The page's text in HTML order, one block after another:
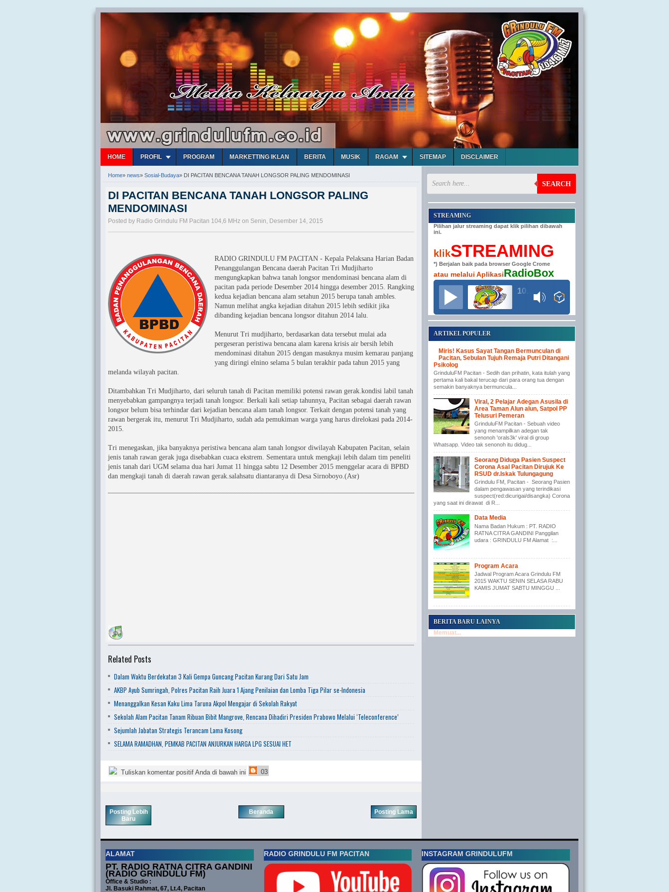
HOME PROFIL PROGRAM MARKETTING IKLAN BERITA MUSIK RAGAM SITEMAP DISCLAIMER
Home» news» Sosial-Budaya» DI PACITAN BENCANA TANAH LONGSOR PALING MENDOMINASI
DI PACITAN BENCANA TANAH LONGSOR PALING
MENDOMINASI
Posted by Radio Grindulu FM Pacitan 104,6 MHz on Senin, Desember 14, 2015
RADIO GRINDULU FM PACITAN - Kepala Pelaksana Harian Badan
Penanggulangan Bencana daerah Pacitan Tri Mudjiharto
mengungkapkan bahwa tanah longsor mendominasi bencana alam di
pacitan pada periode Desember 2014 hingga desember 2015. Rangking
kedua kejadian bencana alam setahun 2015 berupa tanah ambles.
Namun melihat angka kejadian ditahun 2015 lebih sedikit jika
dibanding kejadian bencana longsor ditahun 2014 lalu.
Menurut Tri mudjiharto, berdasarkan data tersebut mulai ada
pergeseran peristiwa bencana alam karena krisis air bersih lebih
mendominasi ditahun 2015 dengan masuknya musim kemarau panjang
yang diringi elnino selama 5 bulan terakhir pada tahun 2015 yang
melanda wilayah pacitan.
Ditambahkan Tri Mudjiharto, dari seluruh tanah di Pacitan memiliki potensi rawan gerak.kondisi labil tanah
menyebabkan gampangnya terjadi tanah longsor. Berkali kali setiap tahunnya, Pacitan sebagai daerah rawan
longsor belum bisa terhindar dari kejadian bencana alam tanah longsor. Terkait dengan potensi tanah yang
rawan bergerak itu, menurut Tri Mudjiharto, sudah ada pemukiman warga yang harus direlokasi pada 2014-
2015.
Tri menegaskan, jika banyaknya peristiwa bencana alam tanah longsor diwilayah Kabupaten Pacitan, selain
jenis tanah rawan gerak juga disebabkan cuaca ekstrem. Sementara untuk mengkaji lebih dalam tim peneliti
jenis tanah dari UGM selama dua hari Jumat 11 hingga sabtu 12 Desember 2015 menggelar acara di BPBD
dan mengkaji tanah di daerah rawan gerak.salahsatu diantaranya di Desa Sirnoboyo.(Asr)
Related Posts
Dalam Waktu Berdekatan 3 Kali Gempa Guncang Pacitan Kurang Dari Satu Jam
AKBP Ayub Sumringah, Polres Pacitan Raih Juara 1 Ajang Penilaian dan Lomba Tiga Pilar se-Indonesia
Menanggalkan Kesan Kaku Lima Taruna Akpol Mengajar di Sekolah Rakyat
Sekolah Alam Pacitan Tanam Ribuan Bibit Mangrove, Rencana Dihadiri Presiden Prabowo Melalui ‘Teleconference’
Sejumlah Jabatan Strategis Terancam Lama Kosong
SELAMA RAMADHAN, PEMKAB PACITAN ANJURKAN HARGA LPG SESUAI HET
Tuliskan komentar positif Anda di bawah ini 03
Posting Lebih
Baru
Posting Lama
Beranda
SEARCH
STREAMING
Pilihan jalur streaming dapat klik pilihan dibawah
ini.
klikSTREAMING
*) Berjalan baik pada browser Google Crome
atau melalui AplikasiRadioBox
ARTIKEL POPULER
Miris! Kasus Sayat Tangan Bermunculan di
Pacitan, Sebulan Tujuh Remaja Putri Ditangani
Psikolog
GrinduluFM Pacitan - Sedih dan prihatin, kata itulah yang
pertama kali bakal terucap dari para orang tua dengan
semakin banyaknya bermuncula...
Viral, 2 Pelajar Adegan Asusila di
Area Taman Alun alun, Satpol PP
Telusuri Pemeran
GrinduluFM Pacitan - Sebuah video
yang menampilkan adegan tak
senonoh 'orals3k' viral di group
Whatsapp. Video tak senonoh itu didug...
Seorang Diduga Pasien Suspect
Corona Asal Pacitan Dirujuk Ke
RSUD dr.Iskak Tulungagung
Grindulu FM, Pacitan - Seorang Pasien
dalam pengawasan yang terindikasi
suspect(red:dicurigai/disangka) Corona
yang saat ini dirawat di R...
Data Media
Nama Badan Hukum : PT. RADIO
RATNA CITRA GANDINI Panggilan
udara : GRINDULU FM Alamat :...
Program Acara
Jadwal Program Acara Grindulu FM
2015 WAKTU SENIN SELASA RABU
KAMIS JUMAT SABTU MINGGU ...
BERITA BARU LAINYA
Memuat...
ALAMAT
PT. RADIO RATNA CITRA GANDINI
(RADIO GRINDULU FM)
Office & Studio :
Jl. Basuki Rahmat, 67, Lt.4, Pacitan
RADIO GRINDULU FM PACITAN INSTAGRAM GRINDULUFM